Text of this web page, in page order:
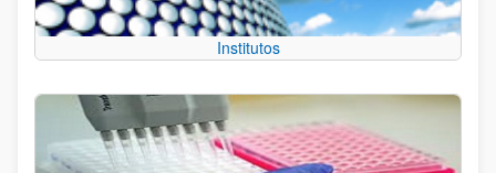
Institutos